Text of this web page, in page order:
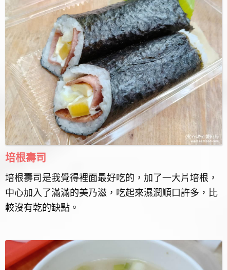
培根壽司
培根壽司是我覺得裡面最好吃的，加了一大片培根，
中心加入了滿滿的美乃滋，吃起來濕潤順口許多，比
較沒有乾的缺點。